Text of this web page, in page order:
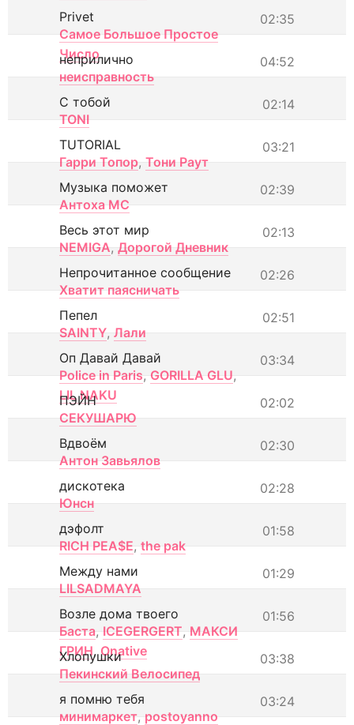
02:35
Privet
Самое Большое Простое
Число
04:52
неприлично
неисправность
02:14
С тобой
TONI
03:21
TUTORIAL
Гарри Топор, Тони Раут
02:39
Музыка поможет
Антоха МС
02:13
Весь этот мир
NEMIGA, Дорогой Дневник
02:26
Непрочитанное сообщение
Хватит паясничать
02:51
Пепел
SAINTY, Лали
03:34
Оп Давай Давай
Police in Paris, GORILLA GLU,
LIL NAKU
02:02
ПЭЙН
СЕКУШАРЮ
02:30
Вдвоём
Антон Завьялов
02:28
дискотека
Юнсн
01:58
дэфолт
RICH PEA$E, the pak
01:29
Между нами
LILSADMAYA
01:56
Возле дома твоего
Баста, ICEGERGERT, МАКСИ
ГРИН, Onative 03:38
Хлопушки
Пекинский Велосипед
03:24
я помню тебя
минимаркет, postoyanno